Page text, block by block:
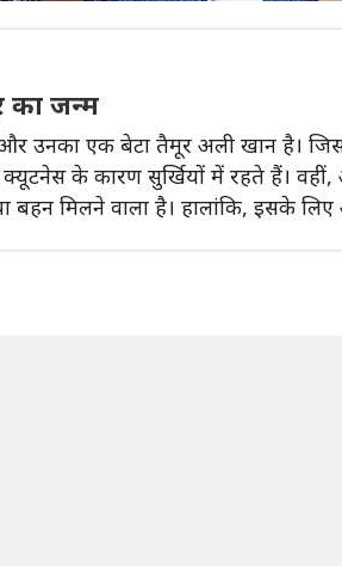
का जन्म
उनका एक बेटा तैमूर अली खान है।
के कारण सुर्खियों में रहते हैं।
बहन मिलने वाला है। हालांकि, इसके